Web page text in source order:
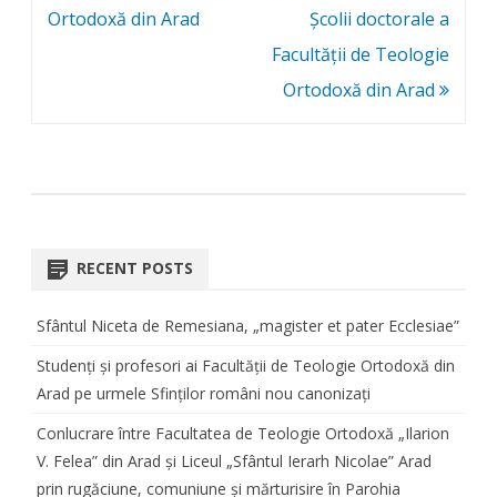
Ortodoxă din Arad
Școlii doctorale a
Facultății de Teologie
Ortodoxă din Arad
RECENT POSTS
Sfântul Niceta de Remesiana, „magister et pater Ecclesiae”
Studenți și profesori ai Facultății de Teologie Ortodoxă din
Arad pe urmele Sfinților români nou canonizați
Conlucrare între Facultatea de Teologie Ortodoxă „Ilarion
V. Felea” din Arad și Liceul „Sfântul Ierarh Nicolae” Arad
prin rugăciune, comuniune și mărturisire în Parohia